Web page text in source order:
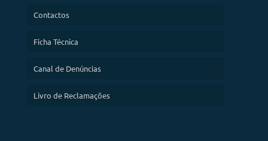
Contactos
Ficha Técnica
Canal de Denúncias
Livro de Reclamações